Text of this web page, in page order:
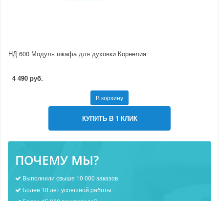
НД 600 Модуль шкафа для духовки Корнелия
4 490 руб.
В корзину
КУПИТЬ В 1 КЛИК
ПОЧЕМУ МЫ?
Выполнили свыше 10 000 заказов
Более 10 лет успешной работы